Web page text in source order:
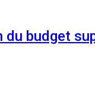
du budget